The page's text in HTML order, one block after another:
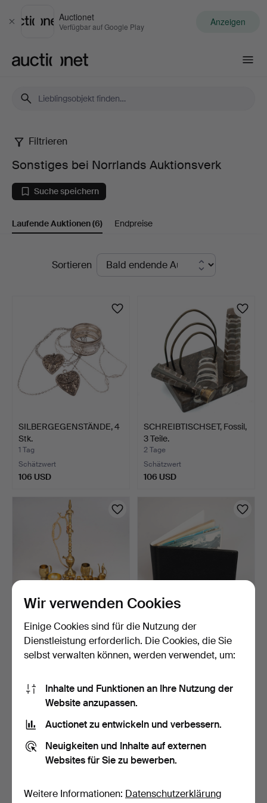
Schließen
Auctionet
Verfügbar auf Google Play Anzeigen
Sonstiges
bei
Norrlands
Auktionsverk
Filtrieren
Sonstiges bei Norrlands Auktionsverk
Suche speichern
Laufende Auktionen(6) Endpreise
LaufendeSortieren
SILBERGEGENSTÄNDE, 4
Stk.
1 Tag
Schätzwert
106 USD
SCHREIBTISCHSET, Fossil,
3 Teile.
2 Tage
Schätzwert
106 USD
ARABISCHE
WASSERPFEIFE MIT
ZUBEHÖR, Messin…
6 Tage
AUTOGRAMMBUCH,
Skilangläufer.
9 Tage
Wir verwenden Cookies
Einige Cookies sind für die Nutzung der
Dienstleistung erforderlich. Die Cookies, die Sie
selbst verwalten können, werden verwendet, um:
Inhalte und Funktionen an Ihre Nutzung der
Website anzupassen.
Auctionet zu entwickeln und verbessern.
Neuigkeiten und Inhalte auf externen
Websites für Sie zu bewerben.
Weitere Informationen: Datenschutzerklärung